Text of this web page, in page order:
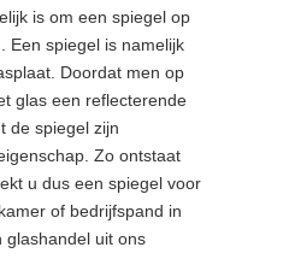
is om een spiegel op
Een spiegel is namelijk
Doordat men op
glas een reflecterende
de spiegel zijn
Zo ontstaat
u dus een spiegel voor
of bedrijfspand in
glashandel uit ons